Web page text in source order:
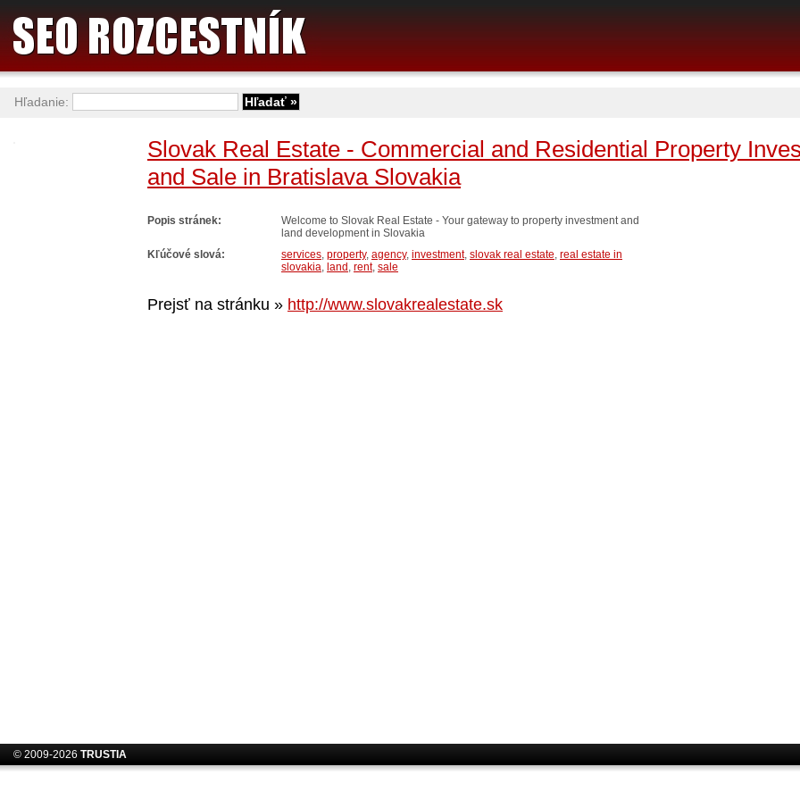
Slovak Real Estate - Commercial and Residential Property
and Sale in Bratislava Slovakia
Popis stránek:
Welcome to Slovak Real Estate - Your gateway to property investment and
land development in Slovakia
Kľúčové slová:
services, property, agency, investment, slovak real estate, real estate in
slovakia, land , rent, sale
Prejsť na stránku » http://www.slovakrealestate.sk
Hľadanie:
© 2009-2026 TRUSTIA